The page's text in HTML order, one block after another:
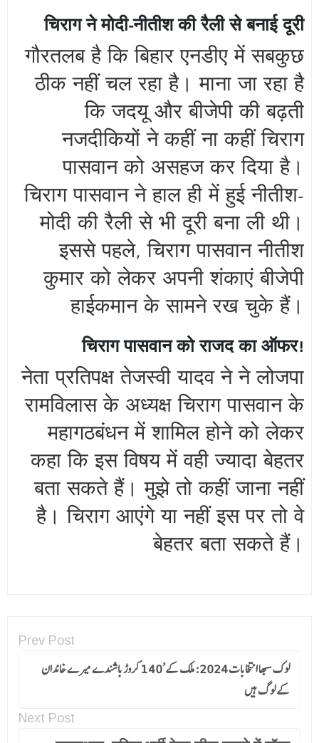
चिराग ने मोदी-नीतीश की रैली से बनाई दूरी
गौरतलब है कि बिहार एनडीए में सबकुछ
ठीक नहीं चल रहा है। माना जा रहा है
कि जदयू और बीजेपी की बढ़ती
नजदीकियों ने कहीं ना कहीं चिराग
पासवान को असहज कर दिया है।
चिराग पासवान ने हाल ही में हुई नीतीश-
मोदी की रैली से भी दूरी बना ली थी।
इससे पहले, चिराग पासवान नीतीश
कुमार को लेकर अपनी शंकाएं बीजेपी
हाईकमान के सामने रख चुके हैं।
चिराग पासवान को राजद का ऑफर!
नेता प्रतिपक्ष तेजस्वी यादव ने ने लोजपा
रामविलास के अध्यक्ष चिराग पासवान के
महागठबंधन में शामिल होने को लेकर
कहा कि इस विषय में वही ज्यादा बेहतर
बता सकते हैं। मुझे तो कहीं जाना नहीं
है। चिराग आएंगे या नहीं इस पर तो वे
बेहतर बता सकते हैं।
Prev Post
لوک سبھا انتخابات 2024: ملک کے’140 کروڑ باشندے میرے خاندان
کے لوگ ہیں
Next Post